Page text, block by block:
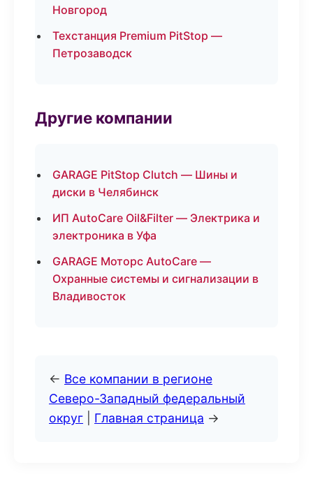
Новгород
Техстанция Premium PitStop —
Петрозаводск
Другие компании
GARAGE PitStop Clutch — Шины и
диски в Челябинск
ИП AutoCare Oil&Filter — Электрика и
электроника в Уфа
GARAGE Моторс AutoCare —
Охранные системы и сигнализации в
Владивосток
← Все компании в регионе
Северо-Западный федеральный
округ
Главная страница →